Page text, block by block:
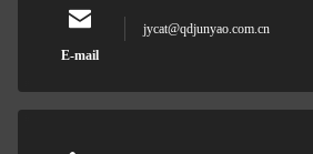
E-mail
jycat@qdjunyao.com.cn